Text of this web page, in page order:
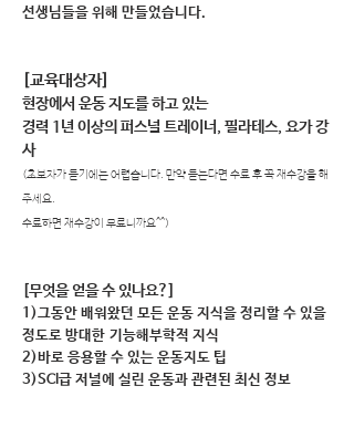
선생님들을 위해 만들었습니다.
​[교육대상자]
현장에서 운동 지도를 하고 있는
경력 1년 이상의 퍼스널 트레이너, 필라테스, 요가 강
사
(초보자가 듣기에는 어렵습니다. 만약 듣는다면 수료 후꼭 재수강을 해
주세요.
수료하면 재수강이 무료니까요^^)
​[무엇을 얻을 수 있나요?]
1)그동안 배워왔던 모든 운동 지식을 정리할 수 있을
정도로 방대한 기능해부학적 지식
2)바로 응용할 수 있는 운동지도 팁
3)SCI급 저널에 실린 운동과 관련된 최신 정보